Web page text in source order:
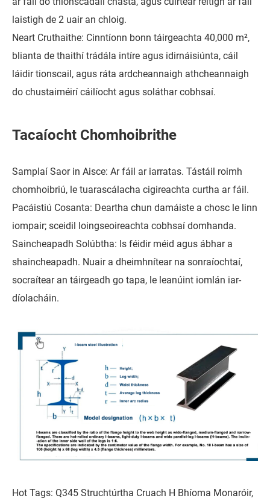
laistigh de 2 uair an chloig.
Neart Cruthaithe: Cinntíonn bonn táirgeachta 40,000 m²,
blianta de thaithí trádála intíre agus idirnáisiúnta, cáil
láidir tionscail, agus ráta ardcheannaigh athcheannaigh
do chustaiméirí cáilíocht agus soláthar cobhsaí.
Tacaíocht Chomhoibrithe
Samplaí Saor in Aisce: Ar fáil ar iarratas. Tástáil roimh
chomhoibriú, le tuarascálacha cigireachta curtha ar fáil.
Pacáistiú Cosanta: Deartha chun damáiste a chosc le linn
iompair; sceidil loingseoireachta cobhsaí domhanda.
Saincheapadh Solúbtha: Is féidir méid agus ábhar a
shaincheapadh. Nuair a dheimhnítear na sonraíochtaí,
socraítear an táirgeadh go tapa, le leanúint iomlán iar-
díolacháin.
Hot Tags: Q345 Struchtúrtha Cruach H Bhíoma Monaróir,